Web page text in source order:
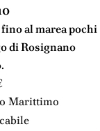
al marea pochi
di Rosignano
Marittimo